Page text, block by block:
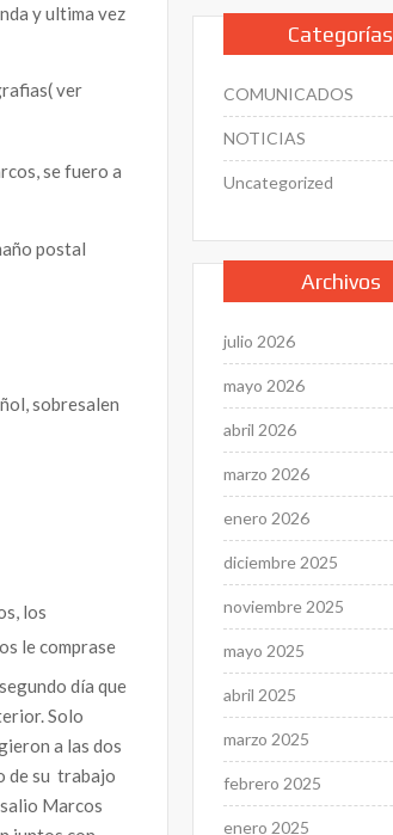
y ultima vez
ver
se fuero a
postal
sobresalen
los
le comprase
día que
Solo
a las dos
de su trabajo
Marcos
Categorías
COMUNICADOS
NOTICIAS
Uncategorized
Archivos
julio 2026
mayo 2026
abril 2026
marzo 2026
enero 2026
diciembre 2025
noviembre 2025
mayo 2025
abril 2025
marzo 2025
febrero 2025
enero 2025